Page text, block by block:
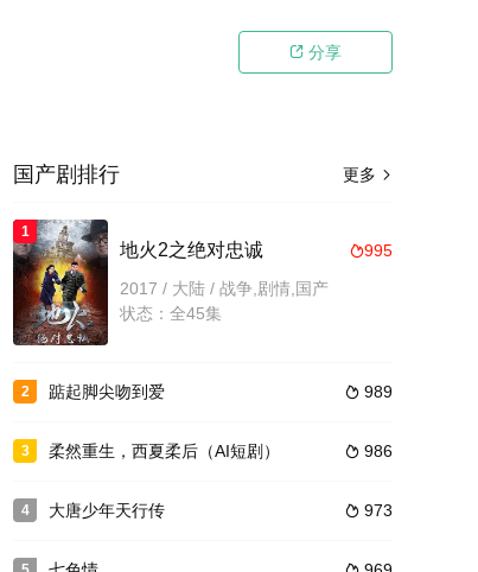
 分享
更多 
国产剧排行
1
995
地火2之绝对忠诚
2017 / 大陆 / 战争,剧情,国产
状态：全45集
2  989
踮起脚尖吻到爱
3  986
柔然重生，西夏柔后（AI短剧）
4  973
大唐少年天行传